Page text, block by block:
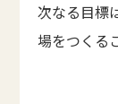
次なる目標
場をつくる